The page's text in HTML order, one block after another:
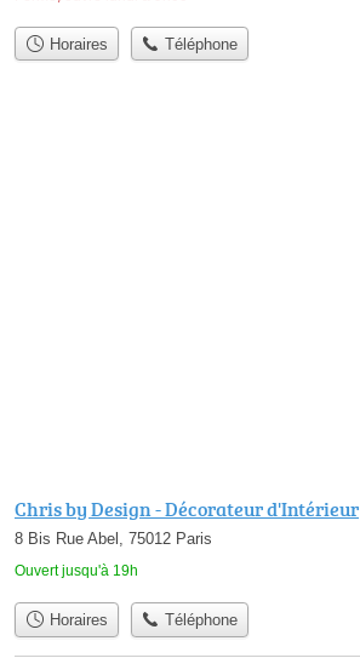
Horaires Téléphone
Chris by Design - Décorateur d'Intérieur
8 Bis Rue Abel, 75012 Paris
Ouvert jusqu'à 19h
Horaires Téléphone